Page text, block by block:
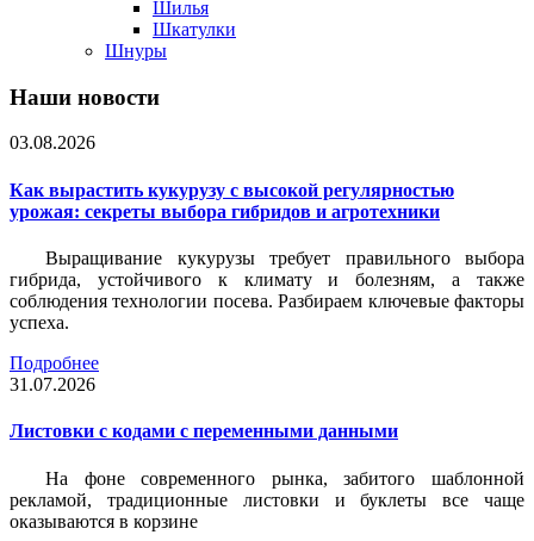
Шилья
Шкатулки
Шнуры
Наши новости
03.08.2026
Как вырастить кукурузу с высокой регулярностью
урожая: секреты выбора гибридов и агротехники
Выращивание кукурузы требует правильного выбора
гибрида, устойчивого к климату и болезням, а также
соблюдения технологии посева. Разбираем ключевые факторы
успеха.
Подробнее
31.07.2026
Листовки c кодами с переменными данными
На фоне современного рынка, забитого шаблонной
рекламой, традиционные листовки и буклеты все чаще
оказываются в корзине